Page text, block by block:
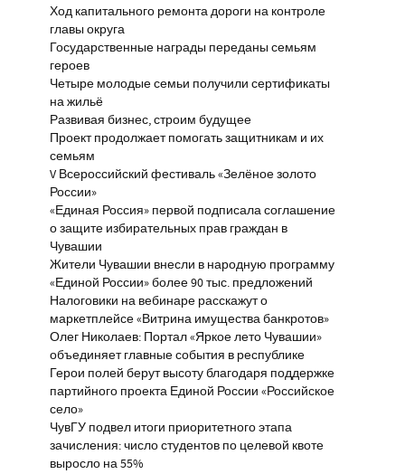
Ход капитального ремонта дороги на контроле
главы округа
Государственные награды переданы семьям
героев
Четыре молодые семьи получили сертификаты
на жильё
Развивая бизнес, строим будущее
Проект продолжает помогать защитникам и их
семьям
V Всероссийский фестиваль «Зелёное золото
России»
«Единая Россия» первой подписала соглашение
о защите избирательных прав граждан в
Чувашии
Жители Чувашии внесли в народную программу
«Единой России» более 90 тыс. предложений
Налоговики на вебинаре расскажут о
маркетплейсе «Витрина имущества банкротов»
Олег Николаев: Портал «Яркое лето Чувашии»
объединяет главные события в республике
Герои полей берут высоту благодаря поддержке
партийного проекта Единой России «Российское
село»
ЧувГУ подвел итоги приоритетного этапа
зачисления: число студентов по целевой квоте
выросло на 55%